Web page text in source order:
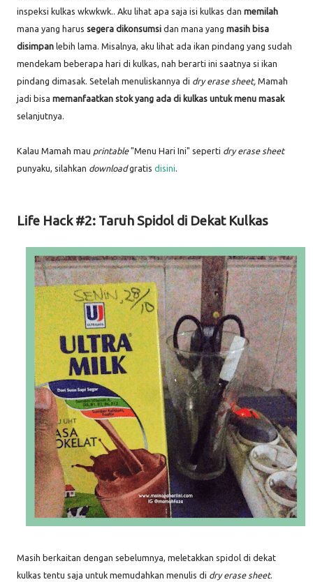
inspeksi kulkas wkwkwk.. Aku lihat apa saja isi kulkas dan memilah
mana yang harus segera dikonsumsi dan mana yang masih bisa
disimpan lebih lama. Misalnya, aku lihat ada ikan pindang yang sudah
mendekam beberapa hari di kulkas, nah berarti ini saatnya si ikan
pindang dimasak. Setelah menuliskannya di dry erase sheet, Mamah
jadi bisa memanfaatkan stok yang ada di kulkas untuk menu masak
selanjutnya.
Kalau Mamah mau printable"Menu Hari Ini" seperti dry erase sheet
punyaku, silahkan downloadgratis disini.
Life Hack #2: Taruh Spidol di Dekat Kulkas
Masih berkaitan dengan sebelumnya, meletakkan spidol di dekat
kulkas tentu saja untuk memudahkan menulis di dry erase sheet.